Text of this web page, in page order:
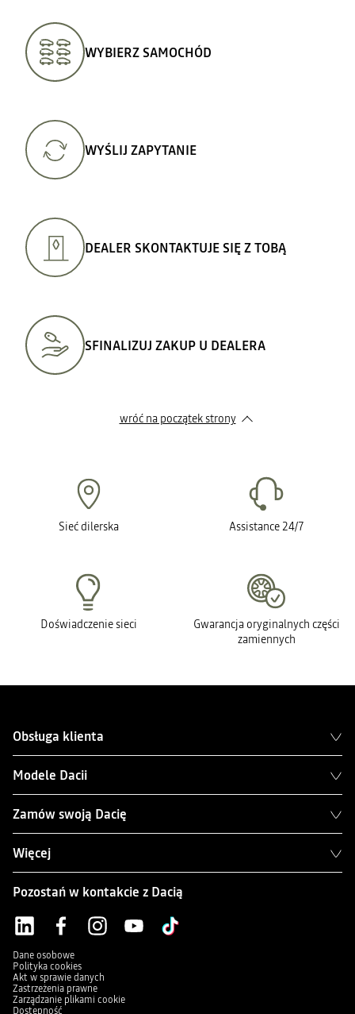
WYBIERZ SAMOCHÓD
WYŚLIJ ZAPYTANIE
DEALER SKONTAKTUJE SIĘ Z TOBĄ
SFINALIZUJ ZAKUP U DEALERA
wróć na początek strony
Sieć dilerska Assistance 24/7
Doświadczenie sieci
Gwarancja oryginalnych części
zamiennych
Obsługa klienta
Modele Dacii
Zamów swoją Dacię
Więcej
Pozostań w kontakcie z Dacią
Dane osobowe
Polityka cookies
Akt w sprawie danych
Zastrzeżenia prawne
Zarządzanie plikami cookie
Dostępność